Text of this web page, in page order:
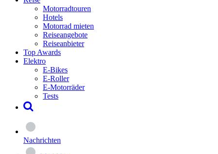
Motorradtouren
Hotels
Motorrad mieten
Reiseangebote
Reiseanbieter
Top Awards
Elektro
E-Bikes
E-Roller
E-Motorräder
Tests
Nachrichten